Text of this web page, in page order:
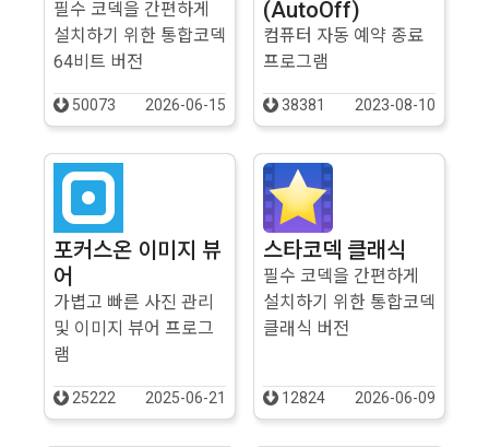
필수 코덱을 간편하게
설치하기 위한 통합코덱
64비트 버전
50073 2026-06-15
(AutoOff)
컴퓨터 자동 예약 종료
프로그램
38381 2023-08-10
포커스온 이미지 뷰
어
가볍고 빠른 사진 관리
및 이미지 뷰어 프로그
램
25222 2025-06-21
스타코덱 클래식
필수 코덱을 간편하게
설치하기 위한 통합코덱
클래식 버전
12824 2026-06-09